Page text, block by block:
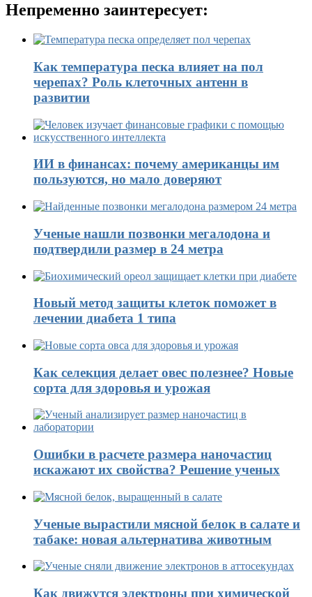
Непременно заинтересует:
Как температура песка влияет на пол
черепах? Роль клеточных антенн в
развитии
ИИ в финансах: почему американцы им
пользуются, но мало доверяют
Ученые нашли позвонки мегалодона и
подтвердили размер в 24 метра
Новый метод защиты клеток поможет в
лечении диабета 1 типа
Как селекция делает овес полезнее? Новые
сорта для здоровья и урожая
Ошибки в расчете размера наночастиц
искажают их свойства? Решение ученых
Ученые вырастили мясной белок в салате и
табаке: новая альтернатива животным
Как движутся электроны при химической